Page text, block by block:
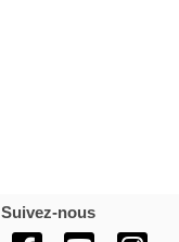
Suivez-nous